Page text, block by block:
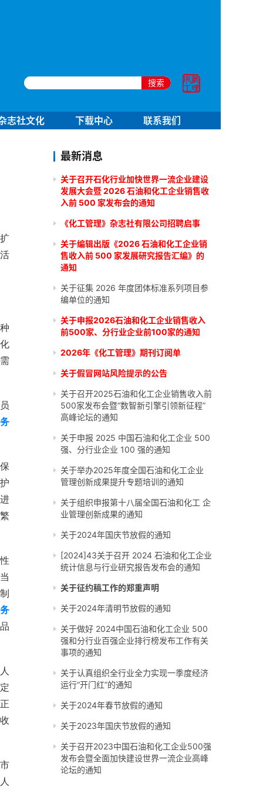
搜索
志社文化 下载中心 联系我们
最新消息
关于召开石化行业加快世界一流企业建设
发展大会暨 2026 石油和化工企业销售收
入前 500 家发布会的通知
《化工管理》杂志社有限公司招聘启事
关于编辑出版《2026 石油和化工企业销
售收入前 500 家发展研究报告汇编》的
通知
关于征集 2026 年度团体标准系列项目参
编单位的通知
关于申报2026石油和化工企业销售收入
前500家、分行业企业前100家的通知
2026年《化工管理》期刊订阅单
关于假冒网站风险提示的公告
关于召开2025石油和化工企业销售收入前
500家发布会暨“数智新引擎引领新征程”
高峰论坛的通知
关于申报 2025 中国石油和化工企业 500
强、分行业企业 100 强的通知
关于举办2025年度全国石油和化工企业
管理创新成果提升专题培训的通知
关于组织申报第十八届全国石油和化工 企
业管理创新成果的通知
关于2024年国庆节放假的通知
[2024]43关于召开 2024 石油和化工企业
统计信息与行业研究报告发布会的通知
关于征约稿工作的郑重声明
关于2024年清明节放假的通知
关于做好 2024中国石油和化工企业 500
强和分行业百强企业排行榜发布工作有关
事项的通知
关于认真组织全行业全力实现一季度经济
运行“开门红”的通知
关于2024年春节放假的通知
关于2023年国庆节放假的通知
关于召开2023中国石油和化工企业500强
发布会暨全面加快建设世界一流企业高峰
论坛的通知